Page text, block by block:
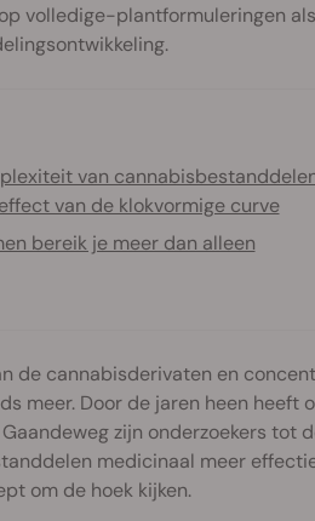
volledige-plantformuleringen
van
van de klokvormige curve
bereik je meer dan alleen
de cannabisderivaten en
meer. Door de jaren heen
zijn onderzoekers tot
medicinaal meer
om de hoek kijken.